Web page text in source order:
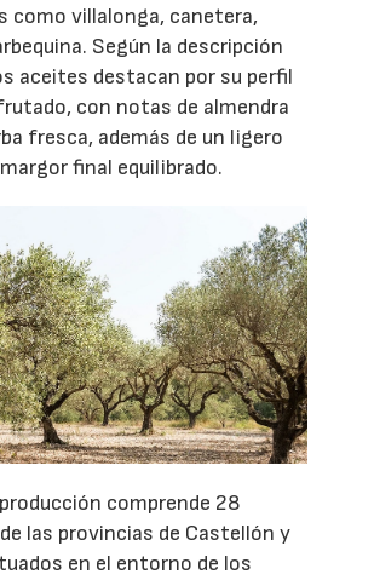
como villalonga, canetera,
Según la descripción
aceites destacan por su perfil
con notas de almendra
fresca, además de un ligero
final equilibrado.
comprende 28
las provincias de Castellón y
en el entorno de los